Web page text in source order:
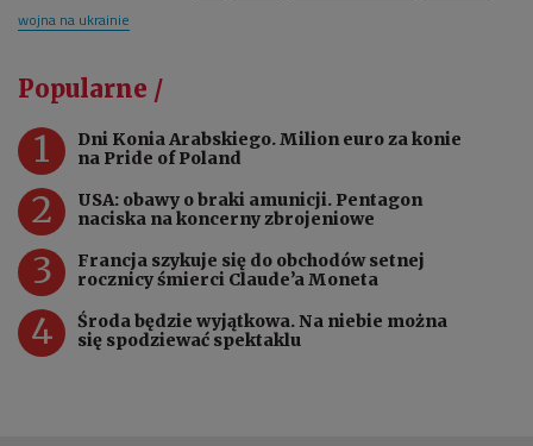
wojna na ukrainie
Popularne /
1
Dni Konia Arabskiego. Milion euro za konie
na Pride of Poland
2
USA: obawy o braki amunicji. Pentagon
naciska na koncerny zbrojeniowe
3
Francja szykuje się do obchodów setnej
rocznicy śmierci Claude’a Moneta
4
Środa będzie wyjątkowa. Na niebie można
się spodziewać spektaklu